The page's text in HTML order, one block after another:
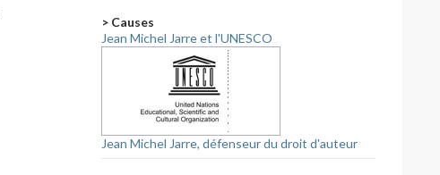
> Causes
Jean Michel Jarre et l'UNESCO
Jean Michel Jarre, défenseur du droit d'auteur